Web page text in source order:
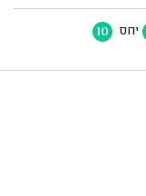
יחס 10